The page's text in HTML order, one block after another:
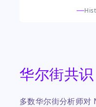
华尔街共识
多数华尔街分析师